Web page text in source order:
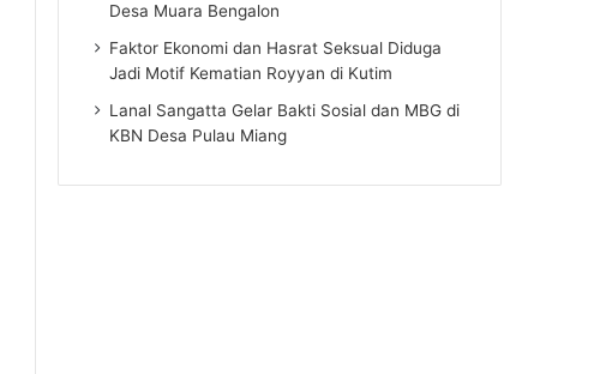
Desa Muara Bengalon
Faktor Ekonomi dan Hasrat Seksual Diduga
Jadi Motif Kematian Royyan di Kutim
Lanal Sangatta Gelar Bakti Sosial dan MBG di
KBN Desa Pulau Miang